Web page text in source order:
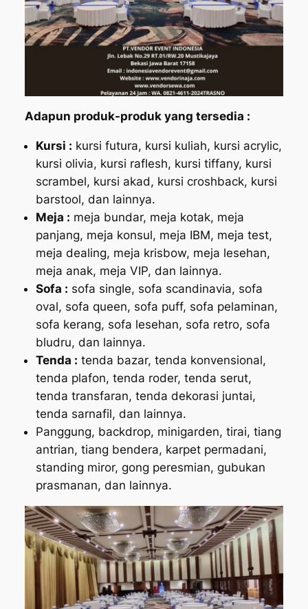
Adapun produk-produk yang tersedia :
Kursi : kursi futura, kursi kuliah, kursi acrylic,
kursi olivia, kursi raflesh, kursi tiffany, kursi
scrambel, kursi akad, kursi croshback, kursi
barstool, dan lainnya.
Meja : meja bundar, meja kotak, meja
panjang, meja konsul, meja IBM, meja test,
meja dealing, meja krisbow, meja lesehan,
meja anak, meja VIP, dan lainnya.
Sofa : sofa single, sofa scandinavia, sofa
oval, sofa queen, sofa puff, sofa pelaminan,
sofa kerang, sofa lesehan, sofa retro, sofa
bludru, dan lainnya.
Tenda : tenda bazar, tenda konvensional,
tenda plafon, tenda roder, tenda serut,
tenda transfaran, tenda dekorasi juntai,
tenda sarnafil, dan lainnya.
Panggung, backdrop, minigarden, tirai, tiang
antrian, tiang bendera, karpet permadani,
standing miror, gong peresmian, gubukan
prasmanan, dan lainnya.